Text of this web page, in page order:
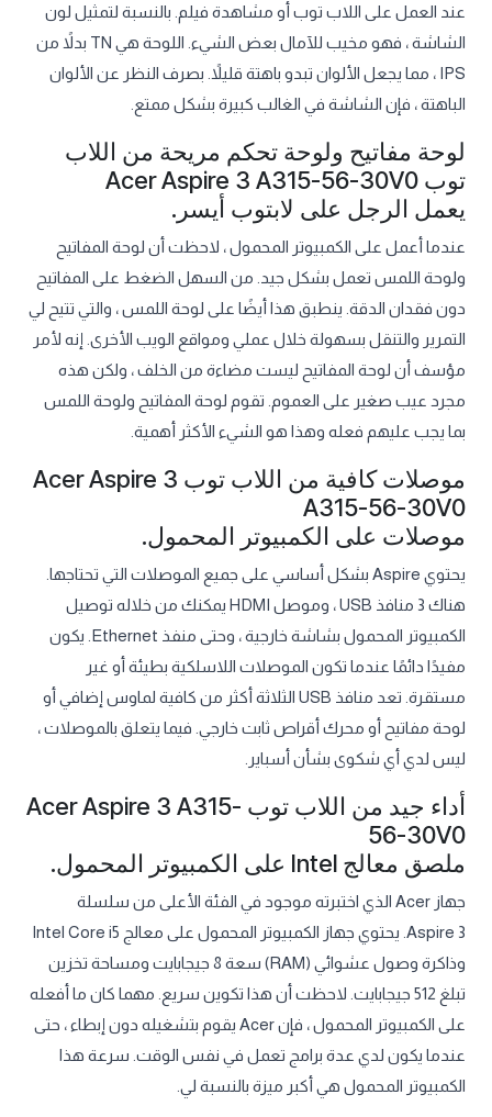
عند العمل على اللاب توب أو مشاهدة فيلم. بالنسبة لتمثيل لون
الشاشة ، فهو مخيب للآمال بعض الشيء. اللوحة هي TN بدلاً من
IPS ، مما يجعل الألوان تبدو باهتة قليلاً. بصرف النظر عن الألوان
الباهتة ، فإن الشاشة في الغالب كبيرة بشكل ممتع.
لوحة مفاتيح ولوحة تحكم مريحة من اللاب
توب Acer Aspire 3 A315-56-30V0
يعمل الرجل على لابتوب أيسر.
عندما أعمل على الكمبيوتر المحمول ، لاحظت أن لوحة المفاتيح
ولوحة اللمس تعمل بشكل جيد. من السهل الضغط على المفاتيح
دون فقدان الدقة. ينطبق هذا أيضًا على لوحة اللمس ، والتي تتيح لي
التمرير والتنقل بسهولة خلال عملي ومواقع الويب الأخرى. إنه لأمر
مؤسف أن لوحة المفاتيح ليست مضاءة من الخلف ، ولكن هذه
مجرد عيب صغير على العموم. تقوم لوحة المفاتيح ولوحة اللمس
بما يجب عليهم فعله وهذا هو الشيء الأكثر أهمية.
موصلات كافية من اللاب توب Acer Aspire 3
A315-56-30V0
موصلات على الكمبيوتر المحمول.
يحتوي Aspire بشكل أساسي على جميع الموصلات التي تحتاجها.
هناك 3 منافذ USB ، وموصل HDMI يمكنك من خلاله توصيل
الكمبيوتر المحمول بشاشة خارجية ، وحتى منفذ Ethernet. يكون
مفيدًا دائمًا عندما تكون الموصلات اللاسلكية بطيئة أو غير
مستقرة. تعد منافذ USB الثلاثة أكثر من كافية لماوس إضافي أو
لوحة مفاتيح أو محرك أقراص ثابت خارجي. فيما يتعلق بالموصلات ،
ليس لدي أي شكوى بشأن أسباير.
أداء جيد من اللاب توب Acer Aspire 3 A315-
56-30V0
ملصق معالج Intel على الكمبيوتر المحمول.
جهاز Acer الذي اختبرته موجود في الفئة الأعلى من سلسلة
Aspire 3. يحتوي جهاز الكمبيوتر المحمول على معالج Intel Core i5
وذاكرة وصول عشوائي (RAM) سعة 8 جيجابايت ومساحة تخزين
تبلغ 512 جيجابايت. لاحظت أن هذا تكوين سريع. مهما كان ما أفعله
على الكمبيوتر المحمول ، فإن Acer يقوم بتشغيله دون إبطاء ، حتى
عندما يكون لدي عدة برامج تعمل في نفس الوقت. سرعة هذا
الكمبيوتر المحمول هي أكبر ميزة بالنسبة لي.